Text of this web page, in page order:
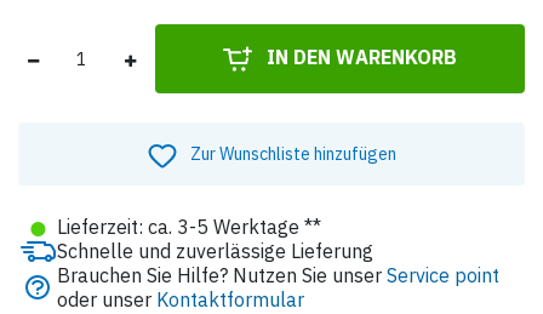
IN DEN WARENKORB
Zur Wunschliste hinzufügen
● Lieferzeit: ca. 3-5 Werktage **
Schnelle und zuverlässige Lieferung
Brauchen Sie Hilfe? Nutzen Sie unser Service point
oder unser Kontaktformular